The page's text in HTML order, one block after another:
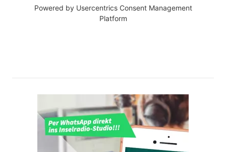
Powered by Usercentrics Consent Management
Platform